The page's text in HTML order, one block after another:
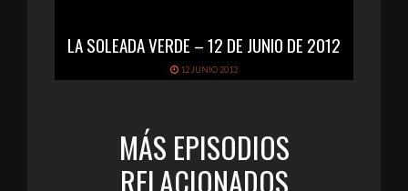
LA SOLEADA VERDE – 12 DE JUNIO DE 2012
12 JUNIO 2012
MÁS EPISODIOS
RELACIONADOS